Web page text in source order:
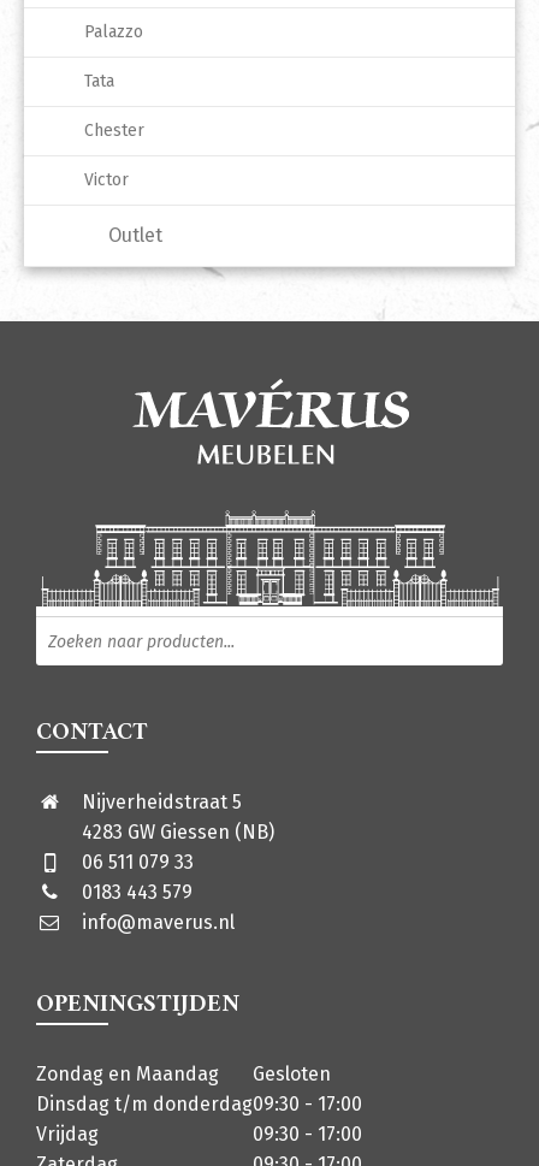
Palazzo
Tata
Chester
Victor
Outlet
CONTACT
Nijverheidstraat 5
4283 GW Giessen (NB)
06 511 079 33
0183 443 579
info@maverus.nl
OPENINGSTIJDEN
Zondag en Maandag
Gesloten
Dinsdag t/m donderdag09:30 - 17:00
Vrijdag
09:30 - 17:00